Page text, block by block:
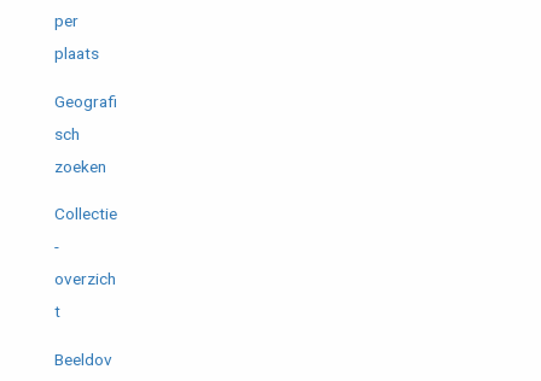
per
plaats
Geografi
sch
zoeken
Collectie
-
overzich
t
Beeldov